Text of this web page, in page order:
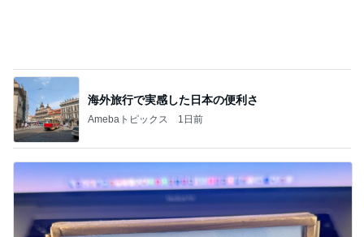
だいたの夫 親しみを感じるアフロ仏
Amebaトピックス
記事を読む
完売していた限定チークの取り置き